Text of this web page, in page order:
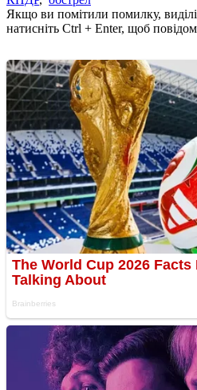
Якщо ви помітили помилку,
натисніть Ctrl + Enter, щоб